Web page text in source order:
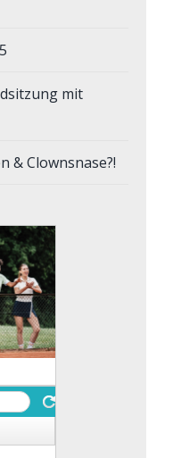
mit
& Clownsnase?!